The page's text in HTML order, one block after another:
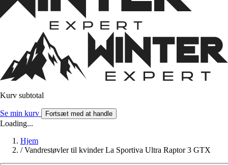
Kurv subtotal
Se min kurv Fortsæt med at handle
Loading...
Hjem
/ Vandrestøvler til kvinder La Sportiva Ultra Raptor 3 GTX